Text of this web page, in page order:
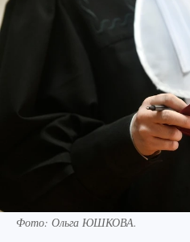
Фото: Ольга ЮШКОВА.